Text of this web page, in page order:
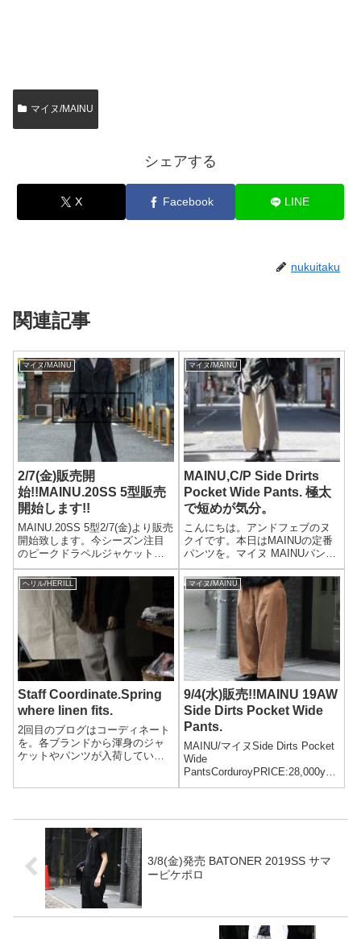
マイヌ/MAINU
シェアする
X Facebook LINE
nukuitaku
関連記事
マイヌ/MAINU
2/7(金)販売開
始!!MAINU.20SS 5型販売
開始します!!
MAINU.20SS 5型2/7(金)より販売
開始致します。今シーズン注目
のピークドラペルジャケットと
サイドダーツパンツが登場しま
す。今季はシルクやリネンを採
用したファブリックにも大注目
です。上品かつ存在感を放つ
MAINUの渾身の新作。商品...
マイヌ/MAINU
MAINU,C/P Side Drirts
Pocket Wide Pants. 極太
で短めが気分。
こんにちは。アンドフェブのヌ
クイです。本日はMAINUの定番
パンツを。マイヌ MAINUパンツ
コットン/ポリエステル サイドダ
ーツ ポケット ワイドパンツ カ
ーキSide Dirts Pocket Wide
Pants(MAINU-352...
ヘリル/HERILL
Staff Coordinate.Spring
where linen fits.
2回目のブログはコーディネート
を。各ブランドから渾身のジャ
ケットやパンツが入荷していま
さっそく着てみました。
マイヌ/MAINU
9/4(水)販売!!MAINU 19AW
Side Dirts Pocket Wide
Pants.
MAINU/マイヌSide Dirts Pocket
Wide
PantsCorduroyPRICE:28,000yen
+tax175cm 60kg SIZE:3迫力の
りとした足回りが...
3/8(金)発売 BATONER 2019SS サマ
ーピケポロ